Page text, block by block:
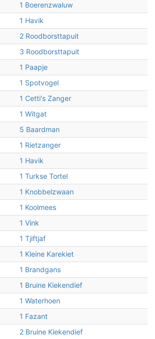
1 Boerenzwaluw
1 Havik
2 Roodborsttapuit
3 Roodborsttapuit
1 Paapje
1 Spotvogel
1 Cetti's Zanger
1 Witgat
5 Baardman
1 Rietzanger
1 Havik
1 Turkse Tortel
1 Knobbelzwaan
1 Koolmees
1 Vink
1 Tjiftjaf
1 Kleine Karekiet
1 Brandgans
1 Bruine Kiekendief
1 Waterhoen
1 Fazant
2 Bruine Kiekendief